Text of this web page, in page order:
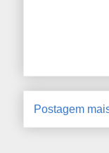
Postagem